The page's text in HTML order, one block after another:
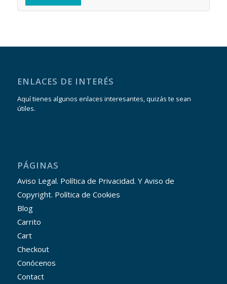
ENLACES DE INTERÉS
Aquí tienes algunos enlaces interesantes, quizás te sean
útiles.
PÁGINAS
Aviso Legal. Política de Privacidad. Y Aviso de
Copyright. Política de Cookies
Blog
Carrito
Cart
Checkout
Conócenos
Contact